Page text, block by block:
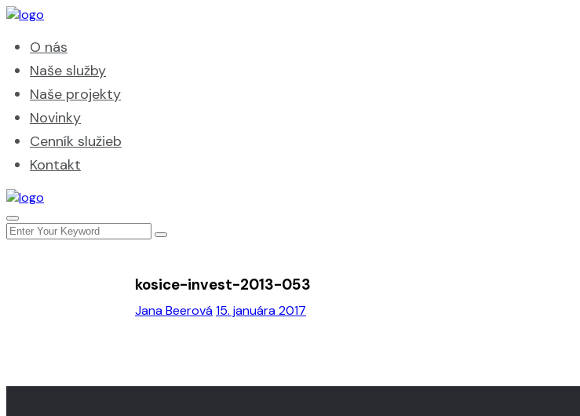
O nás
Naše služby
Naše projekty
Novinky
Cenník služieb
Kontakt
Jana Beerová15. januára 2017
kosice-invest-2013-053